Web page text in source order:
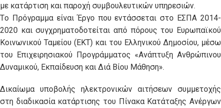
με κατάρτιση και παροχή συμβουλευτικών υπηρεσιών.
Τo Πρόγραμμα είναι Έργο που εντάσσεται στο ΕΣΠΑ 2014-
2020 και συγχρηματοδοτείται από πόρους του Ευρωπαϊκού
Κοινωνικού Ταμείου (ΕΚΤ) και του Ελληνικού Δημοσίου, μέσω
του Επιχειρησιακού Προγράμματος «Ανάπτυξη Ανθρώπινου
Δυναμικού, Εκπαίδευση και Διά Βίου Μάθηση».
Δικαίωμα υποβολής ηλεκτρονικών αιτήσεων συμμετοχής
στη διαδικασία κατάρτισης του Πίνακα Κατάταξης Ανέργων